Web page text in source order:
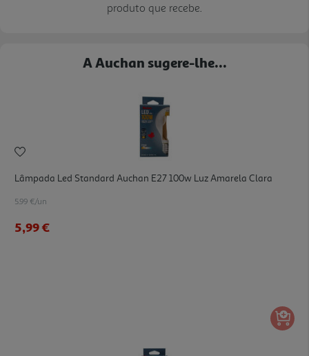
produto que recebe.
A Auchan sugere-lhe...
Lâmpada Led Standard Auchan E27 100w Luz Amarela Clara
5.99 €/un
5,99 €